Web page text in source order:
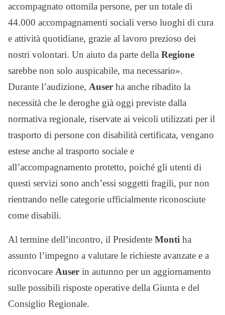
accompagnato ottomila persone, per un totale di
44.000 accompagnamenti sociali verso luoghi di cura
e attività quotidiane, grazie al lavoro prezioso dei
nostri volontari. Un aiuto da parte della Regione
sarebbe non solo auspicabile, ma necessario».
Durante l’audizione, Auser ha anche ribadito la
necessità che le deroghe già oggi previste dalla
normativa regionale, riservate ai veicoli utilizzati per il
trasporto di persone con disabilità certificata, vengano
estese anche al trasporto sociale e
all’accompagnamento protetto, poiché gli utenti di
questi servizi sono anch’essi soggetti fragili, pur non
rientrando nelle categorie ufficialmente riconosciute
come disabili.
Al termine dell’incontro, il Presidente Monti ha
assunto l’impegno a valutare le richieste avanzate e a
riconvocare Auser in autunno per un aggiornamento
sulle possibili risposte operative della Giunta e del
Consiglio Regionale.